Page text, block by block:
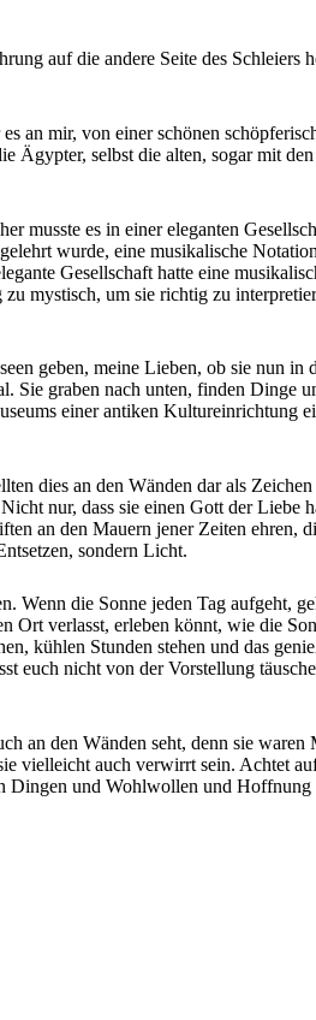
auf die andere Seite des Schleiers
an mir, von einer schönen
selbst die alten, sogar mit
musste es in einer eleganten
wurde, eine musikalische
Gesellschaft hatte eine
mystisch, um sie richtig zu
geben, meine Lieben, ob sie nun in
graben nach unten, finden Dinge
einer antiken Kultureinrichtung
dies an den Wänden dar als Zeichen
nur, dass sie einen Gott der Liebe
an den Mauern jener Zeiten ehren,
sondern Licht.
Wenn die Sonne jeden Tag aufgeht,
Ort verlasst, erleben könnt, wie die
kühlen Stunden stehen und das
euch nicht von der Vorstellung
an den Wänden seht, denn sie waren
vielleicht auch verwirrt sein. Achtet
Dingen und Wohlwollen und